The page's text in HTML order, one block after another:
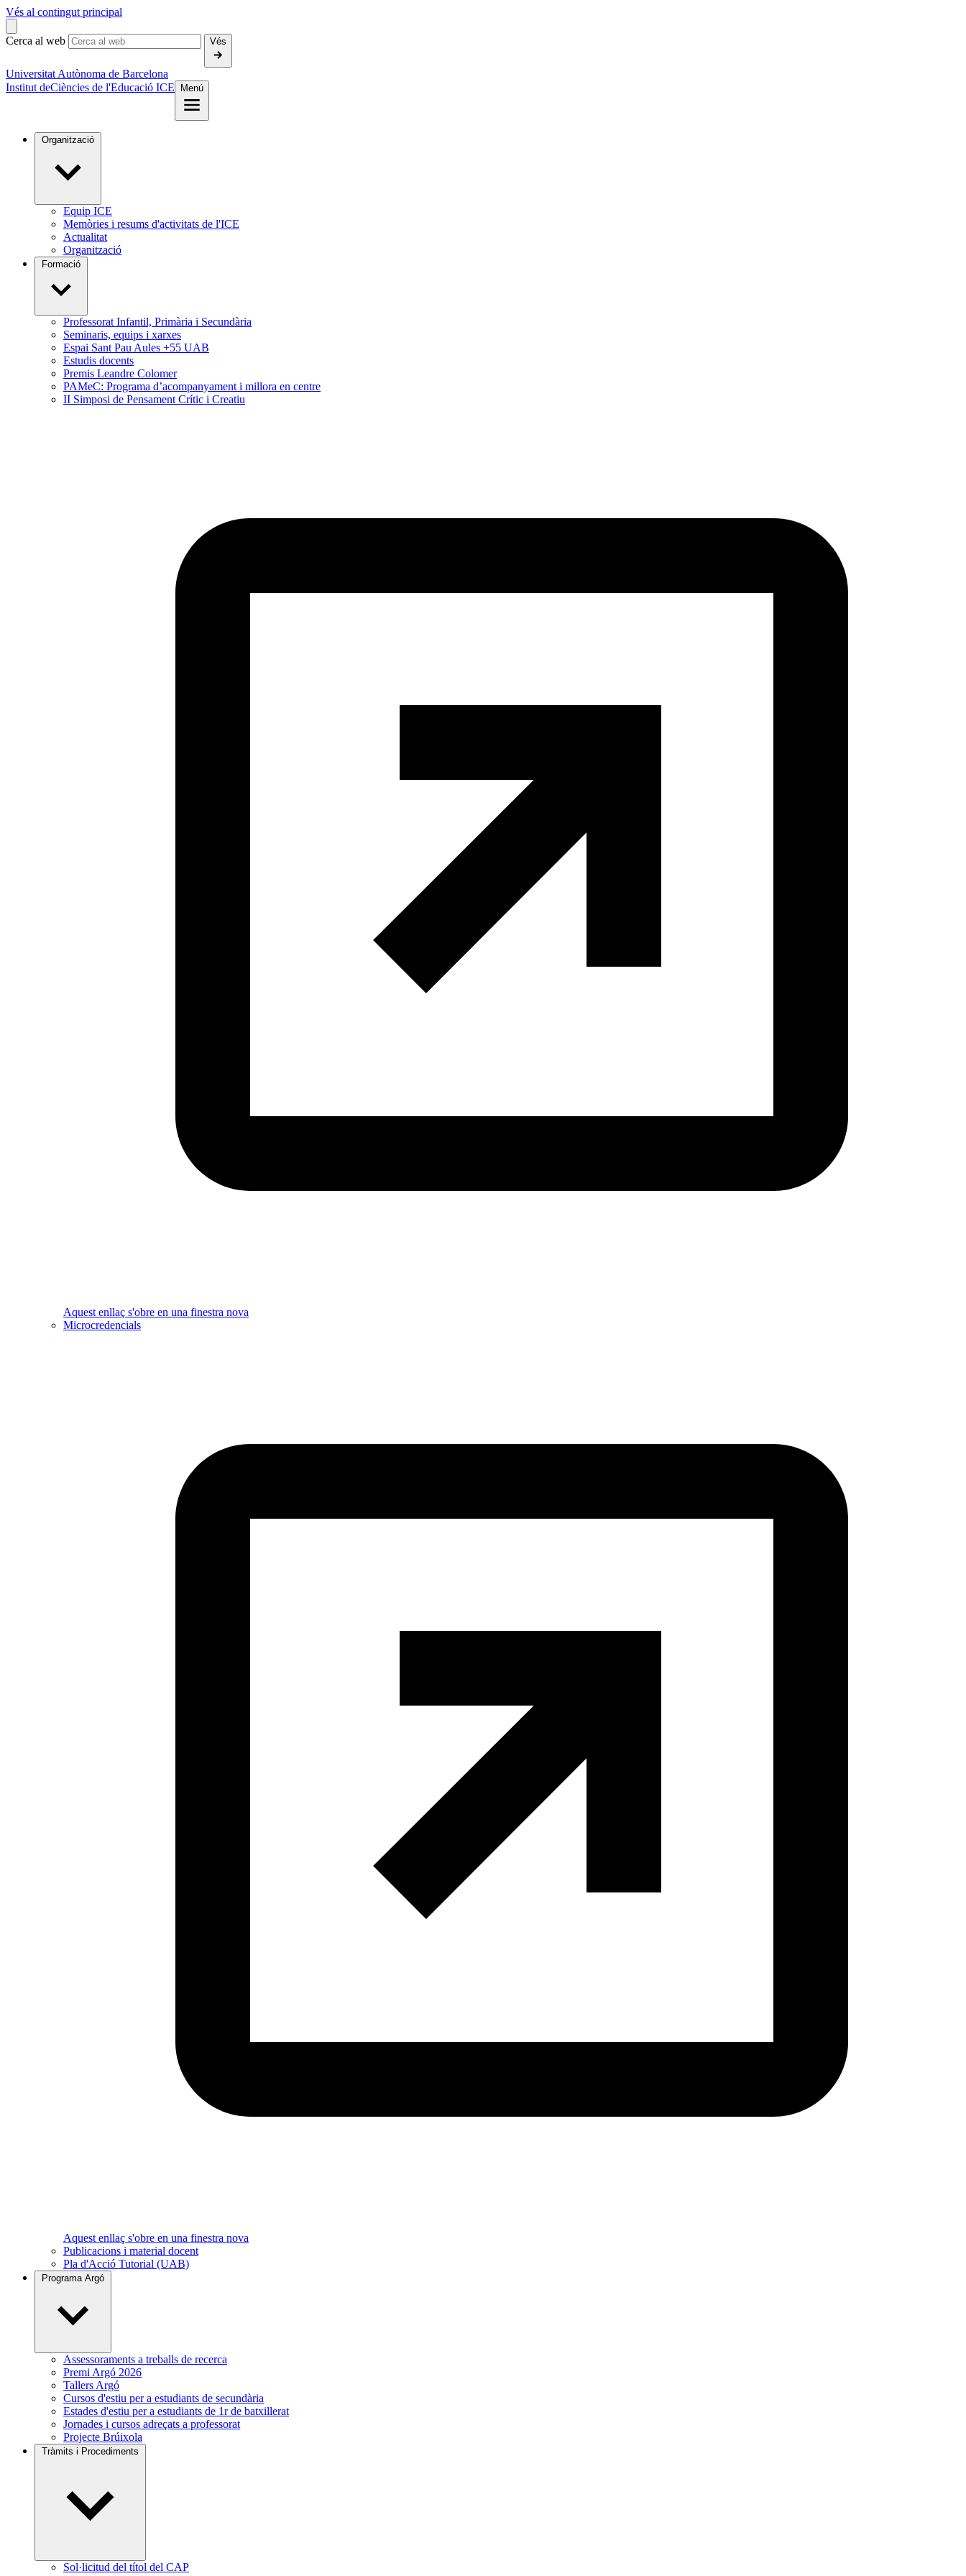
Vés al contingut principal
Cerca al web Vés
Universitat Autònoma de Barcelona
Institut deCiències de l'Educació ICE Menú
Organització
Equip ICE
Memòries i resums d'activitats de l'ICE
Actualitat
Organització
Formació
Professorat Infantil, Primària i Secundària
Seminaris, equips i xarxes
Espai Sant Pau Aules +55 UAB
Estudis docents
Premis Leandre Colomer
PAMeC: Programa d’acompanyament i millora en centre
II Simposi de Pensament Crític i Creatiu
Aquest enllaç s'obre en una finestra nova
Microcredencials
Aquest enllaç s'obre en una finestra nova
Publicacions i material docent
Pla d'Acció Tutorial (UAB)
Programa Argó
Assessoraments a treballs de recerca
Premi Argó 2026
Tallers Argó
Cursos d'estiu per a estudiants de secundària
Estades d'estiu per a estudiants de 1r de batxillerat
Jornades i cursos adreçats a professorat
Projecte Brúixola
Tràmits i Procediments
Sol·licitud del títol del CAP